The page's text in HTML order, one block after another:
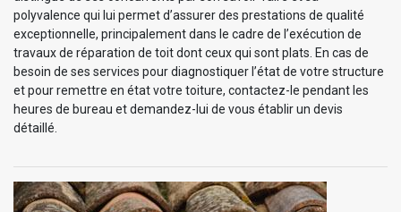
polyvalence qui lui permet d’assurer des prestations de qualité
exceptionnelle, principalement dans le cadre de l’exécution de
travaux de réparation de toit dont ceux qui sont plats. En cas de
besoin de ses services pour diagnostiquer l’état de votre structure
et pour remettre en état votre toiture, contactez-le pendant les
heures de bureau et demandez-lui de vous établir un devis
détaillé.